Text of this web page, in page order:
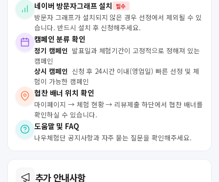
네이버 방문자그래프 설치 필수
방문자 그래프가 설치되지 않은 경우 선정에서 제외될 수 있
습니다. 반드시 설치 후 신청해주세요.
캠페인 분류 확인
정기 캠페인 발표일과 체험기간이 고정적으로 정해져 있는
캠페인
상시 캠페인 신청 후 24시간 이내(영업일) 빠른 선정 및 체
험이 가능한 캠페인
협찬 배너 위치 확인
마이페이지 → 체험 현황 → 리뷰제출 하단에서 협찬 배너를
확인하실 수 있습니다.
도움말 및 FAQ
나우체험단 공지사항과 자주 묻는 질문을 확인해주세요.
추가 안내사항